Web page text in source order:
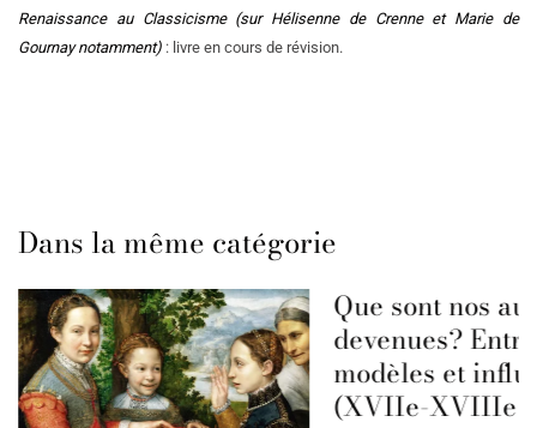
Renaissance au Classicisme (sur Hélisenne de Crenne et Marie de
Gournay notamment) : livre en cours de révision.
Dans la même catégorie
Que sont nos
devenues? Entre
modèles et
(XVIIe-XVIIIe